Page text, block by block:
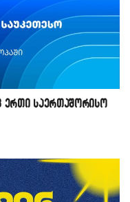
ერთი საერთაშორისო